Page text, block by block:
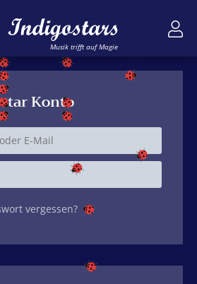
Musik trifft auf Magie
Konto
vergessen?